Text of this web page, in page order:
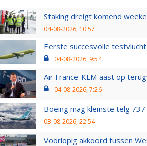
Staking dreigt komend
04-08-2026, 10:57
Eerste succesvolle
04-08-2026, 9:54
Air France-KLM aast op
04-08-2026, 7:26
Boeing mag kleinste telg
03-08-2026, 22:54
Voorlopig akkoord tussen